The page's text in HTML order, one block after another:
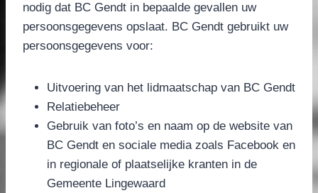
nodig dat BC Gendt in bepaalde gevallen uw
persoonsgegevens opslaat. BC Gendt gebruikt uw
persoonsgegevens voor:
Uitvoering van het lidmaatschap van BC Gendt
Relatiebeheer
Gebruik van foto’s en naam op de website van
BC Gendt en sociale media zoals Facebook en
in regionale of plaatselijke kranten in de
Gemeente Lingewaard